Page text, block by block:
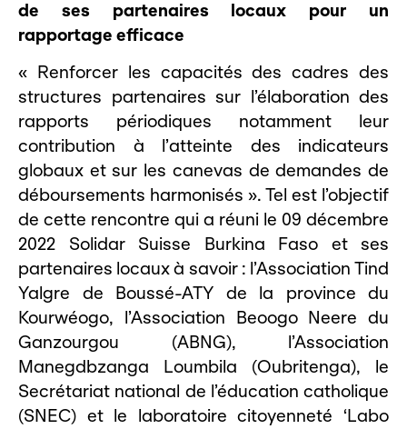
de ses partenaires locaux pour un
rapportage efficace
« Renforcer les capacités des cadres des
structures partenaires sur l’élaboration des
rapports périodiques notamment leur
contribution à l’atteinte des indicateurs
globaux et sur les canevas de demandes de
déboursements harmonisés ». Tel est l’objectif
de cette rencontre qui a réuni le 09 décembre
2022 Solidar Suisse Burkina Faso et ses
partenaires locaux à savoir : l’Association Tind
Yalgre de Boussé-ATY de la province du
Kourwéogo, l’Association Beoogo Neere du
Ganzourgou (ABNG), l’Association
Manegdbzanga Loumbila (Oubritenga), le
Secrétariat national de l’éducation catholique
(SNEC) et le laboratoire citoyenneté ‘Labo